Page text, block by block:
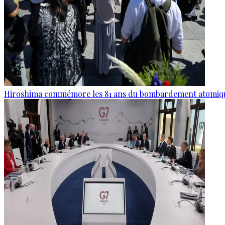
Hiroshima commémore les 81 ans du bombardement